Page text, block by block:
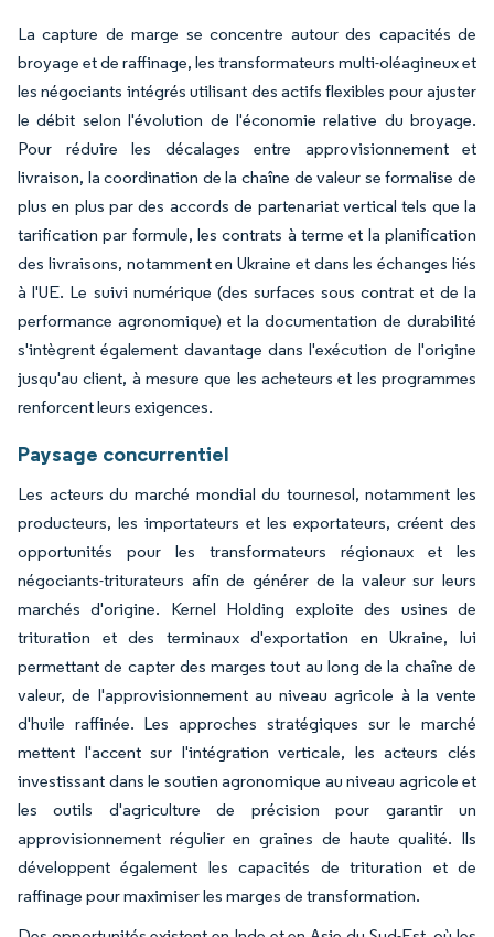
La capture de marge se concentre autour des capacités de
broyage et de raffinage, les transformateurs multi-oléagineux et
les négociants intégrés utilisant des actifs flexibles pour ajuster
le débit selon l'évolution de l'économie relative du broyage.
Pour réduire les décalages entre approvisionnement et
livraison, la coordination de la chaîne de valeur se formalise de
plus en plus par des accords de partenariat vertical tels que la
tarification par formule, les contrats à terme et la planification
des livraisons, notamment en Ukraine et dans les échanges liés
à l'UE. Le suivi numérique (des surfaces sous contrat et de la
performance agronomique) et la documentation de durabilité
s'intègrent également davantage dans l'exécution de l'origine
jusqu'au client, à mesure que les acheteurs et les programmes
renforcent leurs exigences.
Paysage concurrentiel
Les acteurs du marché mondial du tournesol, notamment les
producteurs, les importateurs et les exportateurs, créent des
opportunités pour les transformateurs régionaux et les
négociants-triturateurs afin de générer de la valeur sur leurs
marchés d'origine. Kernel Holding exploite des usines de
trituration et des terminaux d'exportation en Ukraine, lui
permettant de capter des marges tout au long de la chaîne de
valeur, de l'approvisionnement au niveau agricole à la vente
d'huile raffinée. Les approches stratégiques sur le marché
mettent l'accent sur l'intégration verticale, les acteurs clés
investissant dans le soutien agronomique au niveau agricole et
les outils d'agriculture de précision pour garantir un
approvisionnement régulier en graines de haute qualité. Ils
développent également les capacités de trituration et de
raffinage pour maximiser les marges de transformation.